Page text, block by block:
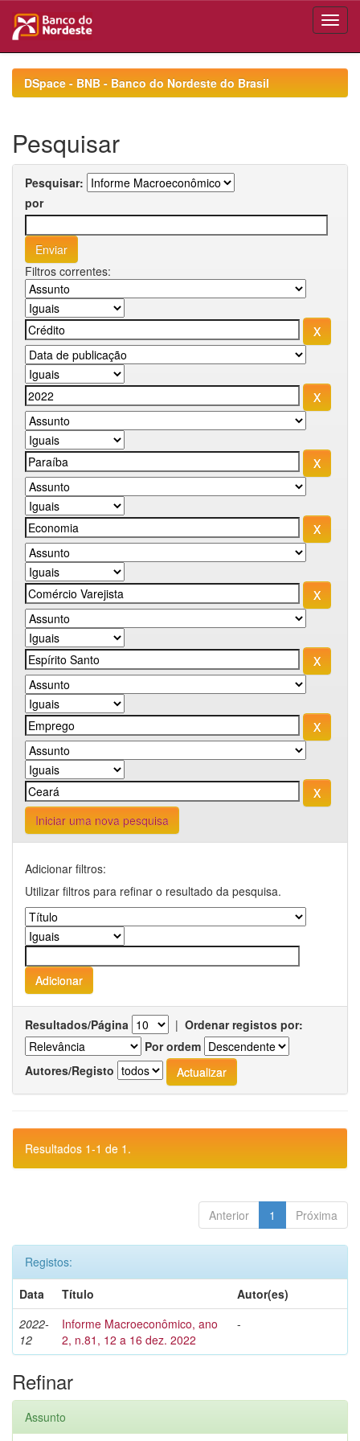
navigationDSpace - BNB - Banco do Nordeste do Brasil
Pesquisar
Pesquisar:
por
Filtros correntes:
Iniciar uma nova pesquisa
Adicionar filtros:
Utilizar filtros para refinar o resultado da pesquisa.
Resultados/Página | Ordenar registos por:
Por ordem
Autores/Registo
Resultados 1-1 de 1.
Anterior 1 Próxima
Registos:
Data
Título
Autor(es)
2022-
12
Informe Macroeconômico, ano
2, n.81, 12 a 16 dez. 2022
-
Refinar
Assunto